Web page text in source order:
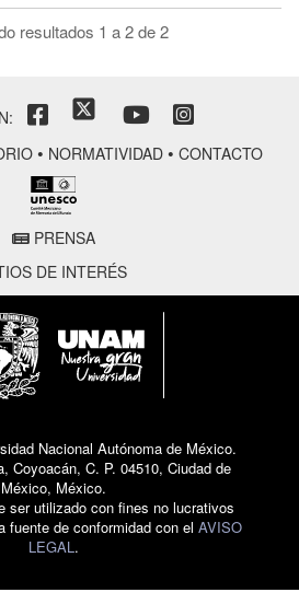
resultados 1 a 2 de 2
• NORMATIVIDAD • CONTACTO
PRENSA
DE INTERÉS
Nacional Autónoma de México.
Coyoacán, C. P. 04510, Ciudad de
México, México.
ser utilizado con fines no lucrativos
fuente de conformidad con el AVISO
LEGAL.